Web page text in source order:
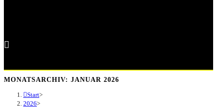
MONATSARCHIV: JANUAR 2026
Start>
2026>